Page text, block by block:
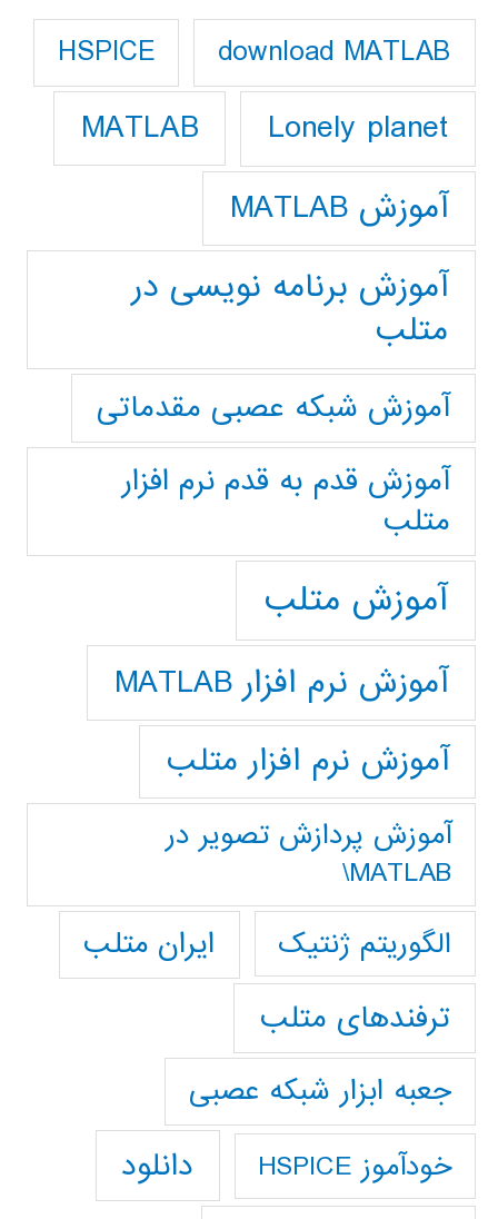
download MATLAB
HSPICE
Lonely planet
MATLAB
آموزش MATLAB
آموزش برنامه نویسی در
متلب
آموزش شبکه عصبی مقدماتی
آموزش قدم به قدم نرم افزار
متلب
آموزش متلب
آموزش نرم افزار MATLAB
آموزش نرم افزار متلب
آموزش پردازش تصوير در
MATLAB\
الگوریتم ژنتیک
ایران متلب
ترفندهای متلب
جعبه ابزار شبکه عصبی
خودآموز HSPICE دانلود